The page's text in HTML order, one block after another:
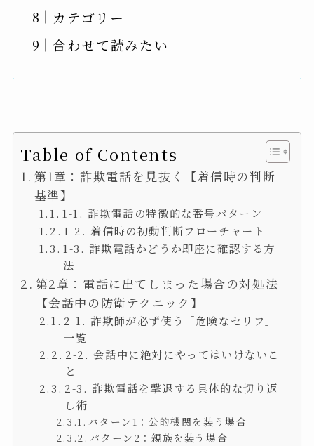
カテゴリー
合わせて読みたい
Table of Contents
第1章：詐欺電話を見抜く【着信時の判断
基準】
1-1. 詐欺電話の特徴的な番号パターン
1-2. 着信時の初動判断フローチャート
1-3. 詐欺電話かどうか即座に確認する方
法
第2章：電話に出てしまった場合の対処法
【会話中の防衛テクニック】
2-1. 詐欺師が必ず使う「危険なセリフ」
一覧
2-2. 会話中に絶対にやってはいけないこ
と
2-3. 詐欺電話を撃退する具体的な切り返
し術
パターン1：公的機関を装う場合
パターン2：親族を装う場合